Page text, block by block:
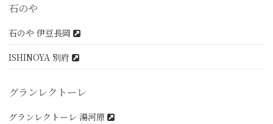
石のや
石のや 伊豆長岡
ISHINOYA 別府
グランレクトーレ
グランレクトーレ 湯河原